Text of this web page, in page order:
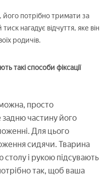
потрібно тримати за
нагадує відчуття, яке він
родичів.
такі способи фіксації
просто
частину його
Для цього
сидячи. Тварина
і рукою підсувають
так, щоб ваша